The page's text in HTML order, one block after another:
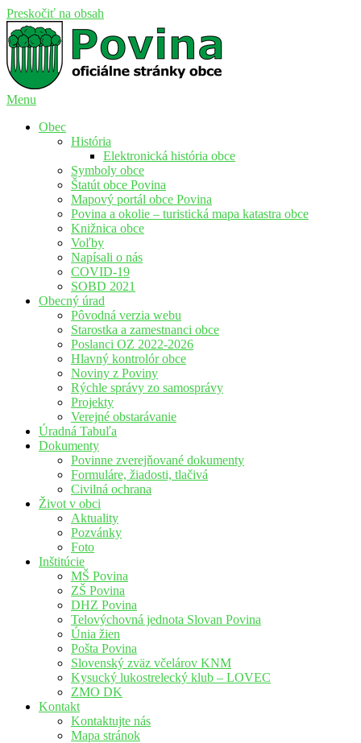
Preskočiť na obsah
Menu
Obec
História
Elektronická história obce
Symboly obce
Štatút obce Povina
Mapový portál obce Povina
Povina a okolie – turistická mapa katastra obce
Knižnica obce
Voľby
Napísali o nás
COVID-19
SOBD 2021
Obecný úrad
Pôvodná verzia webu
Starostka a zamestnanci obce
Poslanci OZ 2022-2026
Hlavný kontrolór obce
Noviny z Poviny
Rýchle správy zo samosprávy
Projekty
Verejné obstarávanie
Úradná Tabuľa
Dokumenty
Povinne zverejňované dokumenty
Formuláre, žiadosti, tlačivá
Civilná ochrana
Život v obci
Aktuality
Pozvánky
Foto
Inštitúcie
MŠ Povina
ZŠ Povina
DHZ Povina
Telovýchovná jednota Slovan Povina
Únia žien
Pošta Povina
Slovenský zväz včelárov KNM
Kysucký lukostrelecký klub – LOVEC
ZMO DK
Kontakt
Kontaktujte nás
Mapa stránok